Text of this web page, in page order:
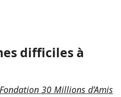
difficiles à
Fondation 30 Millions d’Amis